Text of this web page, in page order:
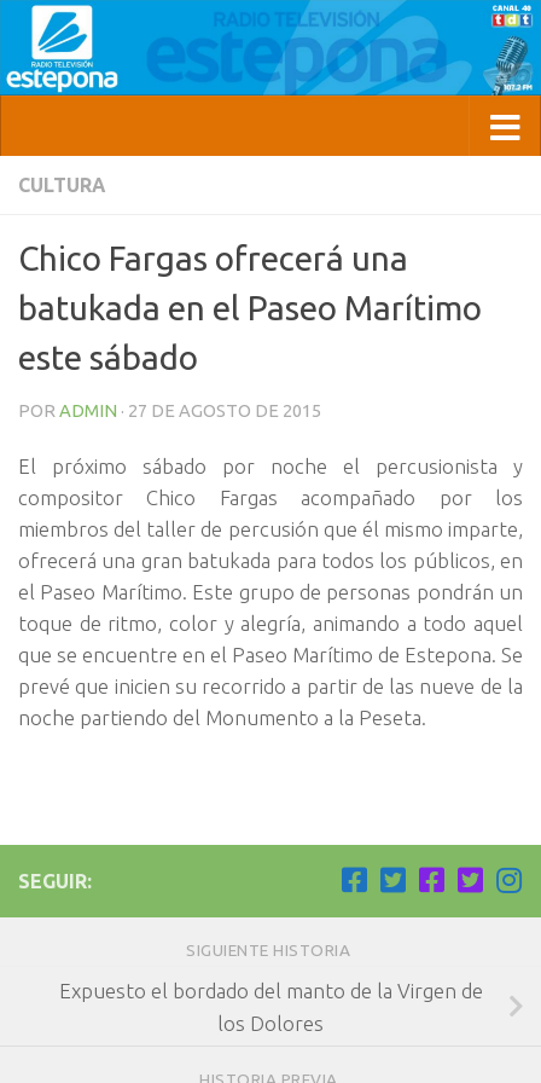
CULTURA
Chico Fargas ofrecerá una
batukada en el Paseo Marítimo
este sábado
POR ADMIN · 27 DE AGOSTO DE 2015
El próximo sábado por noche el percusionista y
compositor Chico Fargas acompañado por los
miembros del taller de percusión que él mismo imparte,
ofrecerá una gran batukada para todos los públicos, en
el Paseo Marítimo. Este grupo de personas pondrán un
toque de ritmo, color y alegría, animando a todo aquel
que se encuentre en el Paseo Marítimo de Estepona. Se
prevé que inicien su recorrido a partir de las nueve de la
noche partiendo del Monumento a la Peseta.
SEGUIR:
SIGUIENTE HISTORIA
Expuesto el bordado del manto de la Virgen de
los Dolores
HISTORIA PREVIA